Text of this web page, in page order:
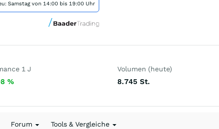
Samstag von 14:00 bis 19:00 Uhr
1 J
%
Volumen (heute)
8.745 St.
Forum Tools & Vergleiche